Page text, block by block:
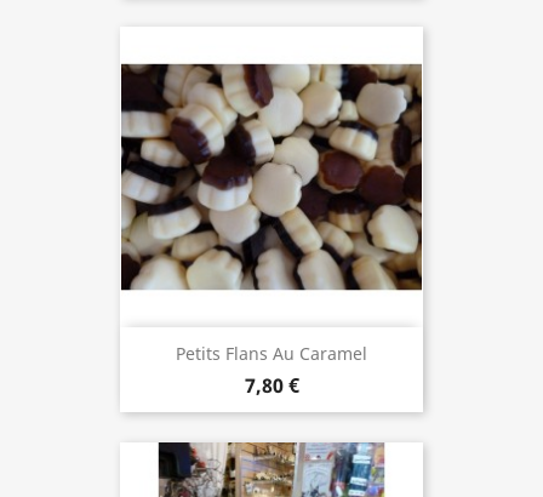
Petits Flans Au Caramel
7,80 €